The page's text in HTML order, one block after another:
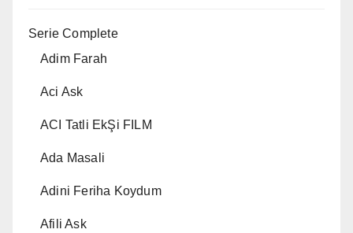
Serie Complete
Adim Farah
Aci Ask
ACI Tatli EkŞi FILM
Ada Masali
Adini Feriha Koydum
Afili Ask